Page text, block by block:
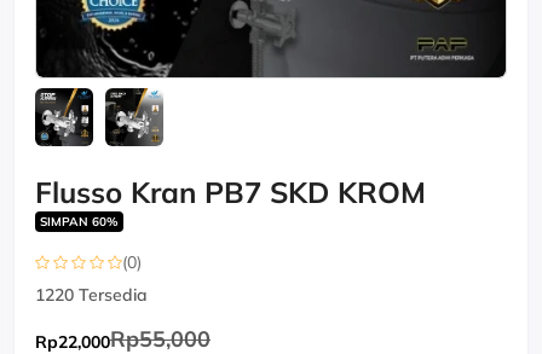
Flusso Kran PB7 SKD KROM
SIMPAN 60%
(0)
1220 Tersedia
Rp22,000Rp55,000